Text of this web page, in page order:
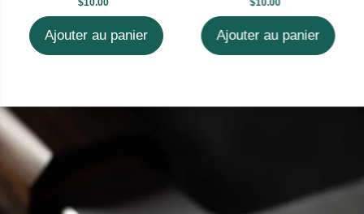
$10.00
Ajouter au panier
$10.00
Ajouter au panier